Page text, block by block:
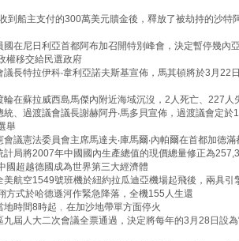
到船主支付的300萬美元贖金後，釋放了被劫持的沙特
在尼日利亞首都阿布加召開特別峰會，決定暫停幾內
權移交給民選政府
長特拉伊科‧韋利亞諾夫斯基宣佈，馬其頓將於3月22
在蘇拉威西島馬傑內附近海域沉沒，2人死亡、227人
、過渡議會議長謝赫阿丹‧馬多貝宣佈，過渡議會定於
舉
議憲法委員會主席馬達夫‧庫馬爾‧內帕爾在首都加德滿
局將2007年中國國內生產總值的現價總量修正為
國超越德國成為世界第三大經濟體
航空1549號班機於紐約拉瓜迪亞機場起飛後，兩具引
方式於哈德遜河作緊急降落，全機155人生還
時間8時起﹐在加沙地帶單方面停火
屆人大二次會議全票通過，決定將每年的3月28日設為